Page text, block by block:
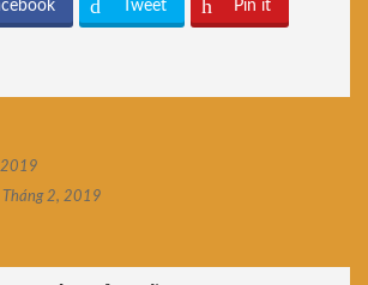
Tweet Pin it
2019
Tháng 2, 2019